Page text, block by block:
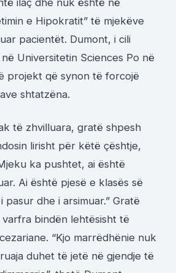
ilaç dhe nuk është në
e Hipokratit” të mjekëve
pacientët. Dumont, i cili
Universitetin Sciences Po në
projekt që synon të forcojë
shtatzëna.
të zhvilluara, gratë shpesh
lirisht për këtë çështje,
ka pushtet, ai është
Ai është pjesë e klasës së
dhe i arsimuar.” Gratë
bindën lehtësisht të
“Kjo marrëdhënie nuk
duhet të jetë në gjendje të